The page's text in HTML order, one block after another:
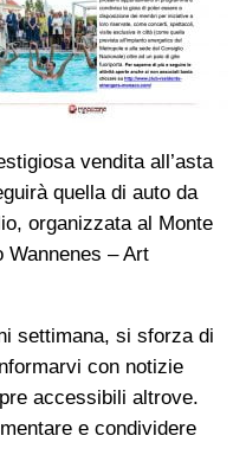
vendita all’asta
quella di auto da
organizzata al Monte
Wannenes – Art
settimana, si sforza di
con notizie
accessibili altrove.
e condividere